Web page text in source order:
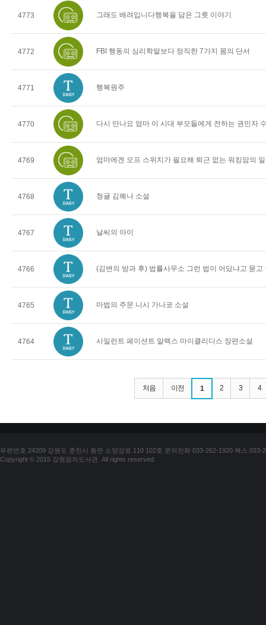
4773 그래도 배려입니다행복을 담은 그릇 이야기
4772 FBI 행동의 심리학말보다 정직한 7가지 몸의 단서
4771 행복원주
4770 다시 만나요 엄마 이 시대 부모들에게 전하는 권민자
4769 엄마에겐 오프 스위치가 필요해 퇴근 없는 워킹맘의
4768 청귤 김혜나 소설
4767 날씨의 아이
4766 (김변의 방과 후) 법률사무소 그런 법이 어딨냐고 묻고
4765 마법의 주문 니시 가나코 소설
4764 사일런트 페이션트 알렉스 마이클리디스 장편소설
처음 이전 1 2 3 4
우편번호 24209 강원도 춘천시 동면 소양강로 110 102호 문의전화 033-262-1920 팩스 033-
Copyright © 2015 강원점자도서관. All rights reserved.